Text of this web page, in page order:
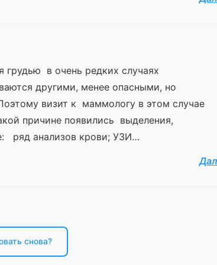
в очень редких случаях
другими, менее опасными, но
визит к маммологу в этом случае
причине появились выделения,
ряд анализов крови; УЗИ…
снова?